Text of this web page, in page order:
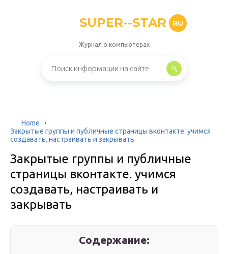
SUPER--STAR RU
Журнал о компьютерах
Home
Закрытые группы и публичные страницы вконтакте. учимся
создавать, настраивать и закрывать
Закрытые группы и публичные
страницы вконтакте. учимся
создавать, настраивать и
закрывать
Содержание: